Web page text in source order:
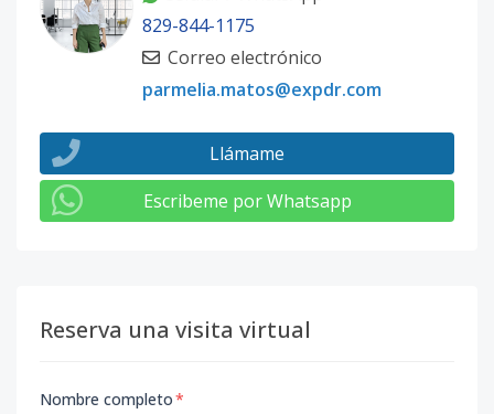
829-844-1175
Correo electrónico
parmelia.matos@expdr.com
Llámame
Escribeme por Whatsapp
Reserva una visita virtual
Nombre completo*